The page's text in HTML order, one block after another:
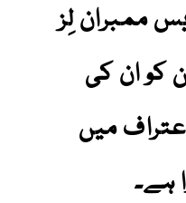
ممبران لِز
کو ان کی
میں
ہے۔